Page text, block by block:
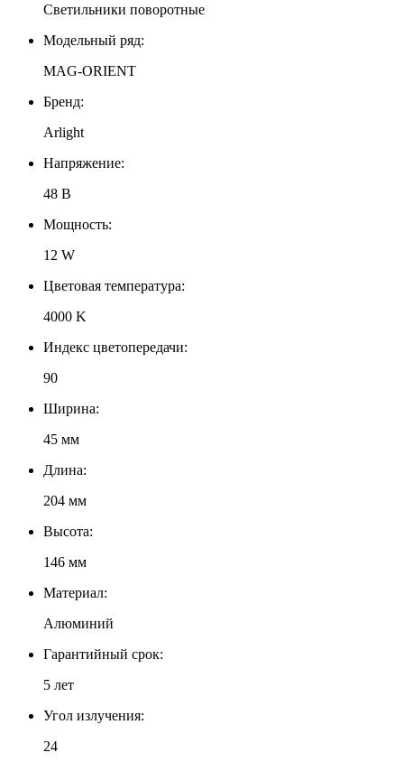
Светильники поворотные
Модельный ряд:
MAG-ORIENT
Бренд:
Arlight
Напряжение:
48 В
Мощность:
12 W
Цветовая температура:
4000 K
Индекс цветопередачи:
90
Ширина:
45 мм
Длина:
204 мм
Высота:
146 мм
Материал:
Алюминий
Гарантийный срок:
5 лет
Угол излучения:
24